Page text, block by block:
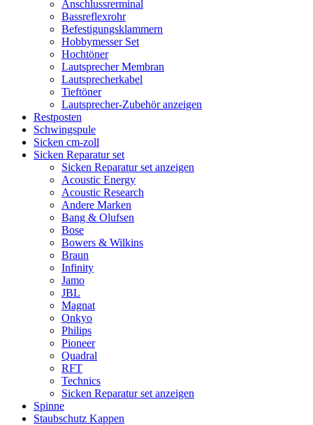
Anschlussrerminal
Bassreflexrohr
Befestigungsklammern
Hobbymesser Set
Hochtöner
Lautsprecher Membran
Lautsprecherkabel
Tieftöner
Lautsprecher-Zubehör anzeigen
Restposten
Schwingspule
Sicken cm-zoll
Sicken Reparatur set
Sicken Reparatur set anzeigen
Acoustic Energy
Acoustic Research
Andere Marken
Bang & Olufsen
Bose
Bowers & Wilkins
Braun
Infinity
Jamo
JBL
Magnat
Onkyo
Philips
Pioneer
Quadral
RFT
Technics
Sicken Reparatur set anzeigen
Spinne
Staubschutz Kappen